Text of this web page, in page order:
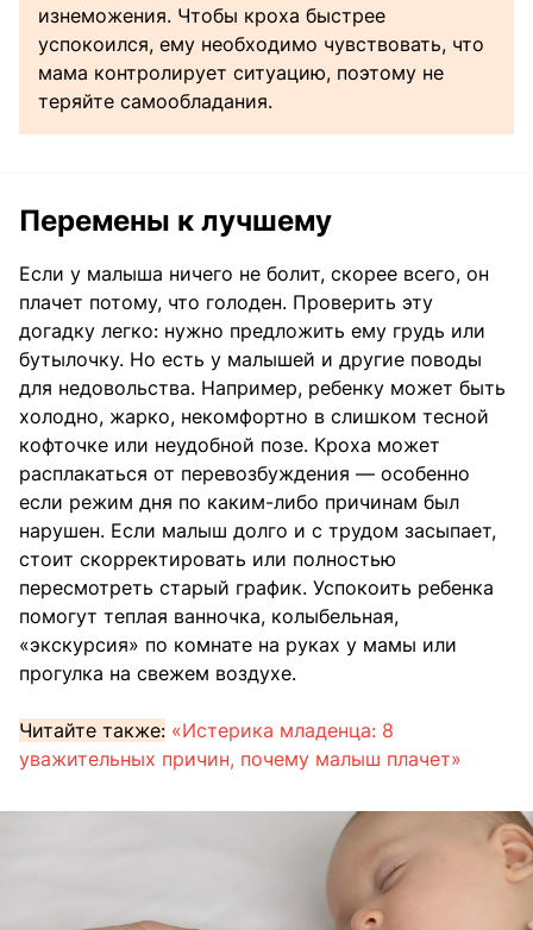
изнеможения. Чтобы кроха быстрее
успокоился, ему необходимо чувствовать, что
мама контролирует ситуацию, поэтому не
теряйте самообладания.
Перемены к лучшему
Если у малыша ничего не болит, скорее всего, он
плачет потому, что голоден. Проверить эту
догадку легко: нужно предложить ему грудь или
бутылочку. Но есть у малышей и другие поводы
для недовольства. Например, ребенку может быть
холодно, жарко, некомфортно в слишком тесной
кофточке или неудобной позе. Кроха может
расплакаться от перевозбуждения — особенно
если режим дня по каким-либо причинам был
нарушен. Если малыш долго и с трудом засыпает,
стоит скорректировать или полностью
пересмотреть старый график. Успокоить ребенка
помогут теплая ванночка, колыбельная,
«экскурсия» по комнате на руках у мамы или
прогулка на свежем воздухе.
Читайте также: «Истерика младенца: 8
уважительных причин, почему малыш плачет»